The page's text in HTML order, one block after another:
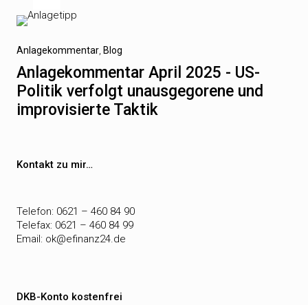
Nächster
Beitrag
Anlagekommentar Blog
Anlagekommentar April 2025 - US-
Politik verfolgt unausgegorene und
improvisierte Taktik
Kontakt zu mir…
Telefon: 0621 – 460 84 90
Telefax: 0621 – 460 84 99
Email: ok@efinanz24.de
DKB-Konto kostenfrei